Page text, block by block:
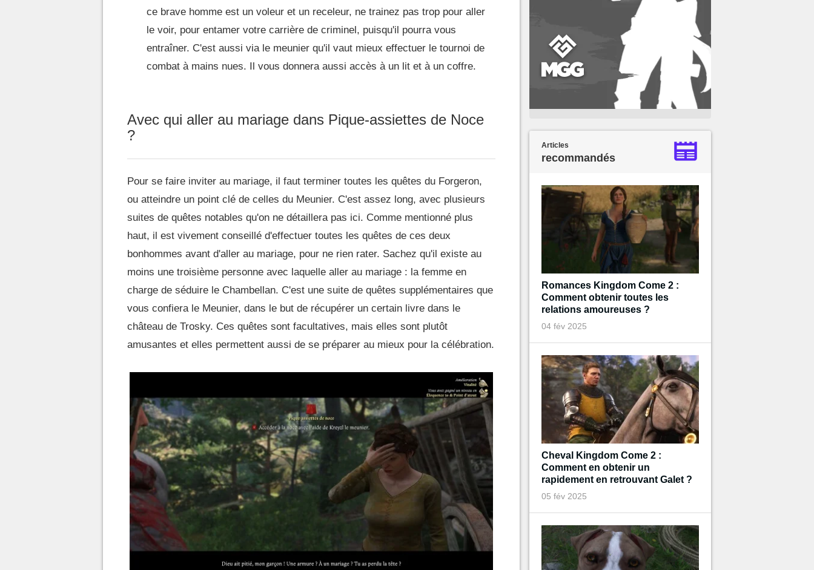
ce brave homme est un voleur et un receleur, ne trainez pas trop pour aller
le voir, pour entamer votre carrière de criminel, puisqu'il pourra vous
entraîner. C'est aussi via le meunier qu'il vaut mieux effectuer le tournoi de
combat à mains nues. Il vous donnera aussi accès à un lit et à un coffre.
Avec qui aller au mariage dans Pique-assiettes de Noce
?
Pour se faire inviter au mariage, il faut terminer toutes les quêtes du Forgeron,
ou atteindre un point clé de celles du Meunier. C'est assez long, avec plusieurs
suites de quêtes notables qu'on ne détaillera pas ici. Comme mentionné plus
haut, il est vivement conseillé d'effectuer toutes les quêtes de ces deux
bonhommes avant d'aller au mariage, pour ne rien rater. Sachez qu'il existe au
moins une troisième personne avec laquelle aller au mariage : la femme en
charge de séduire le Chambellan. C'est une suite de quêtes supplémentaires que
vous confiera le Meunier, dans le but de récupérer un certain livre dans le
château de Trosky. Ces quêtes sont facultatives, mais elles sont plutôt
amusantes et elles permettent aussi de se préparer au mieux pour la célébration.
Articles
recommandés
Romances Kingdom Come 2 :
Comment obtenir toutes les
relations amoureuses ?
04 fév 2025
Cheval Kingdom Come 2 :
Comment en obtenir un
rapidement en retrouvant Galet ?
05 fév 2025